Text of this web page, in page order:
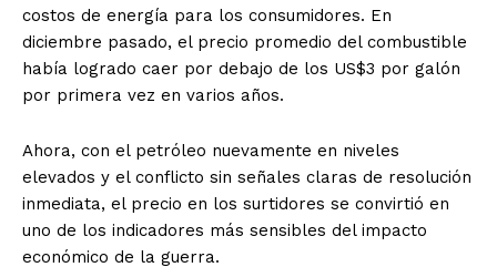
costos de energía para los consumidores. En
diciembre pasado, el precio promedio del combustible
había logrado caer por debajo de los US$3 por galón
por primera vez en varios años.
Ahora, con el petróleo nuevamente en niveles
elevados y el conflicto sin señales claras de resolución
inmediata, el precio en los surtidores se convirtió en
uno de los indicadores más sensibles del impacto
económico de la guerra.